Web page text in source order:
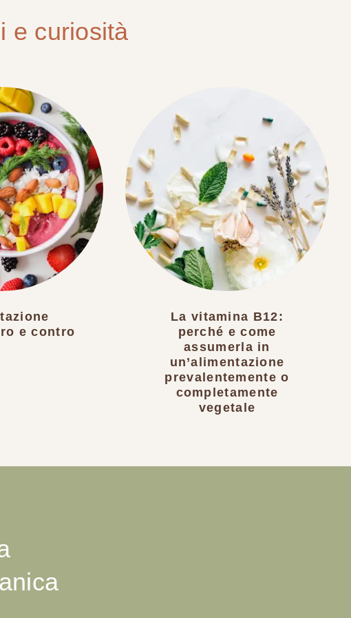
e curiosità
e contro
La vitamina B12:
perché e come
assumerla in
un’alimentazione
prevalentemente o
completamente
vegetale